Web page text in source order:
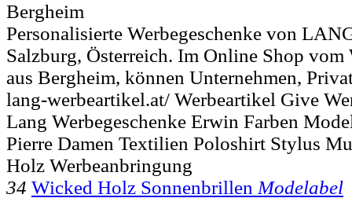
Bergheim
Personalisierte Werbegeschenke von
Salzburg, Österreich. Im Online Shop
aus Bergheim, können Unternehmen,
lang-werbeartikel.at/ Werbeartikel Give
Lang Werbegeschenke Erwin Farben
Pierre Damen Textilien Poloshirt Stylus
Holz Werbeanbringung
34 Wicked Holz Sonnenbrillen Modelabel